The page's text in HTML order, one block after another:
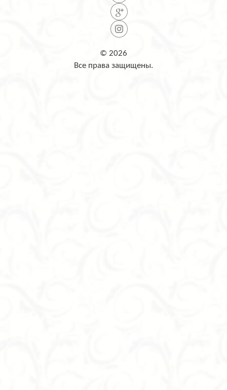
© 2026
Все права защищены.